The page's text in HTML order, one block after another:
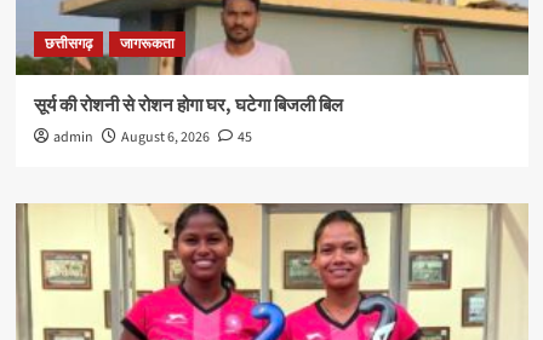
छत्तीसगढ़ जागरूकता
सूर्य की रोशनी से रोशन होगा घर, घटेगा बिजली बिल
admin August 6, 2026 45